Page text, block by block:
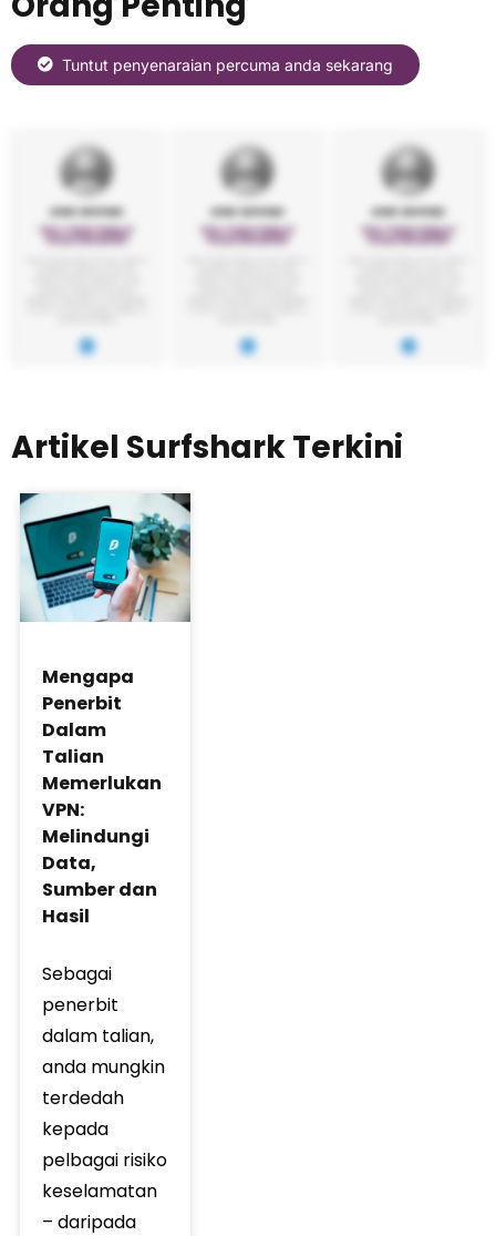
Tuntut penyenaraian percuma anda sekarang
Artikel Surfshark Terkini
Mengapa
Penerbit
Dalam
Talian
Memerlukan
VPN:
Melindungi
Data,
Sumber dan
Hasil
Sebagai
penerbit
dalam talian,
anda mungkin
terdedah
kepada
pelbagai risiko
keselamatan
– daripada